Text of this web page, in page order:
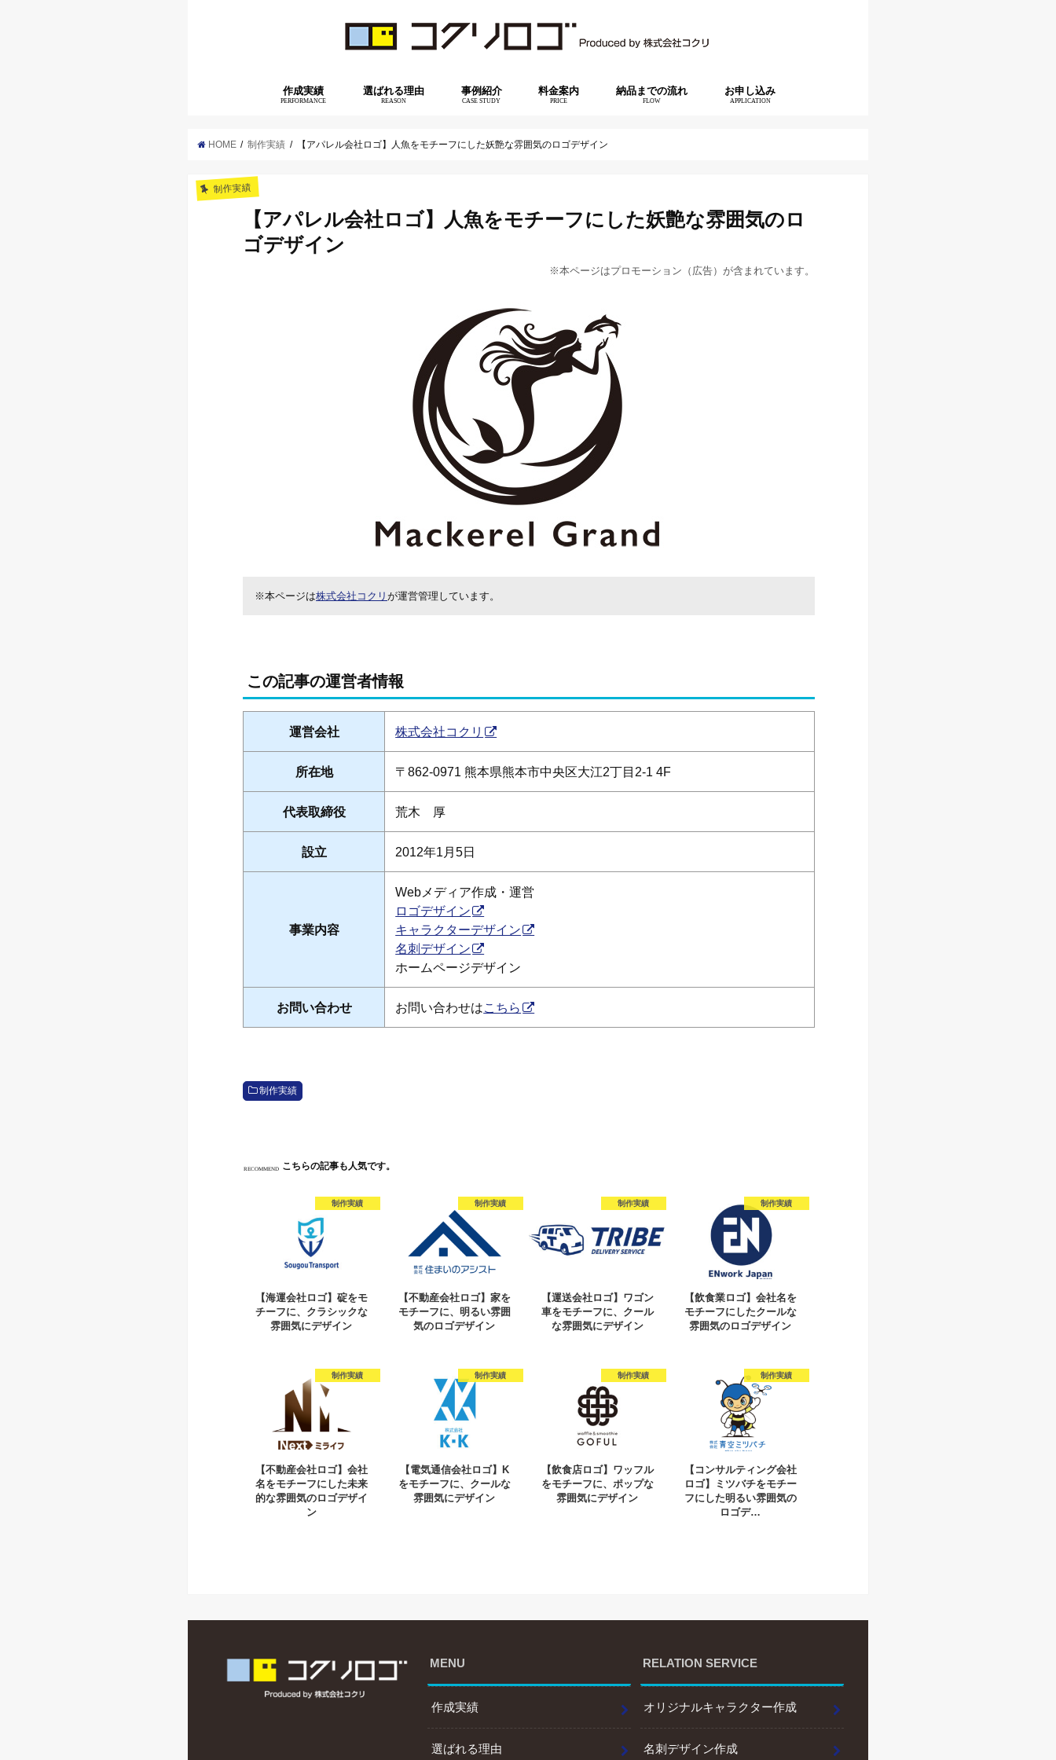
作成実績
PERFORMANCE
選ばれる理由
REASON
事例紹介
CASE STUDY
料金案内
PRICE
納品までの流れ
FLOW
お申し込み
APPLICATION
HOME 制作実績 【アパレル会社ロゴ】人魚をモチーフにした妖艶な雰囲気のロゴデザイン
制作実績
【アパレル会社ロゴ】人魚をモチーフにした妖艶な雰囲気のロ
ゴデザイン
※本ページはプロモーション（広告）が含まれています。
※本ページは株式会社コクリ が運営管理しています。
この記事の運営者情報
運営会社 株式会社コクリ
所在地 〒862-0971 熊本県熊本市中央区大江2丁目2-1 4F
代表取締役 荒木 厚
設立 2012年1月5日
事業内容
Webメディア作成・運営
ロゴデザイン
キャラクターデザイン
名刺デザイン
ホームページデザイン
お問い合わせ お問い合わせはこちら
制作実績
RECOMMEND こちらの記事も人気です。
制作実績
【海運会社ロゴ】碇をモ
チーフに、クラシックな
雰囲気にデザイン
制作実績
【不動産会社ロゴ】家を
モチーフに、明るい雰囲
気のロゴデザイン
制作実績
【運送会社ロゴ】ワゴン
車をモチーフに、クール
な雰囲気にデザイン
制作実績
【飲食業ロゴ】会社名を
モチーフにしたクールな
雰囲気のロゴデザイン
制作実績
【不動産会社ロゴ】会社
名をモチーフにした未来
的な雰囲気のロゴデザイ
ン
制作実績
【電気通信会社ロゴ】K
をモチーフに、クールな
雰囲気にデザイン
制作実績
【飲食店ロゴ】ワッフル
をモチーフに、ポップな
雰囲気にデザイン
制作実績
【コンサルティング会社
ロゴ】ミツバチをモチー
フにした明るい雰囲気の
ロゴデ…
MENU
作成実績
選ばれる理由
RELATION SERVICE
オリジナルキャラクター作成
名刺デザイン作成